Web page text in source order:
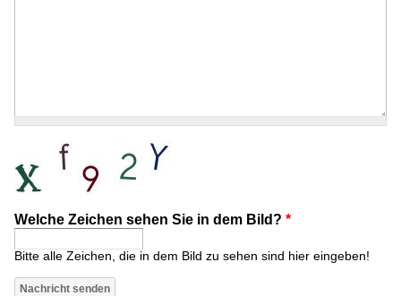
Welche Zeichen sehen Sie in dem Bild? *
Bitte alle Zeichen, die in dem Bild zu sehen sind hier eingeben!